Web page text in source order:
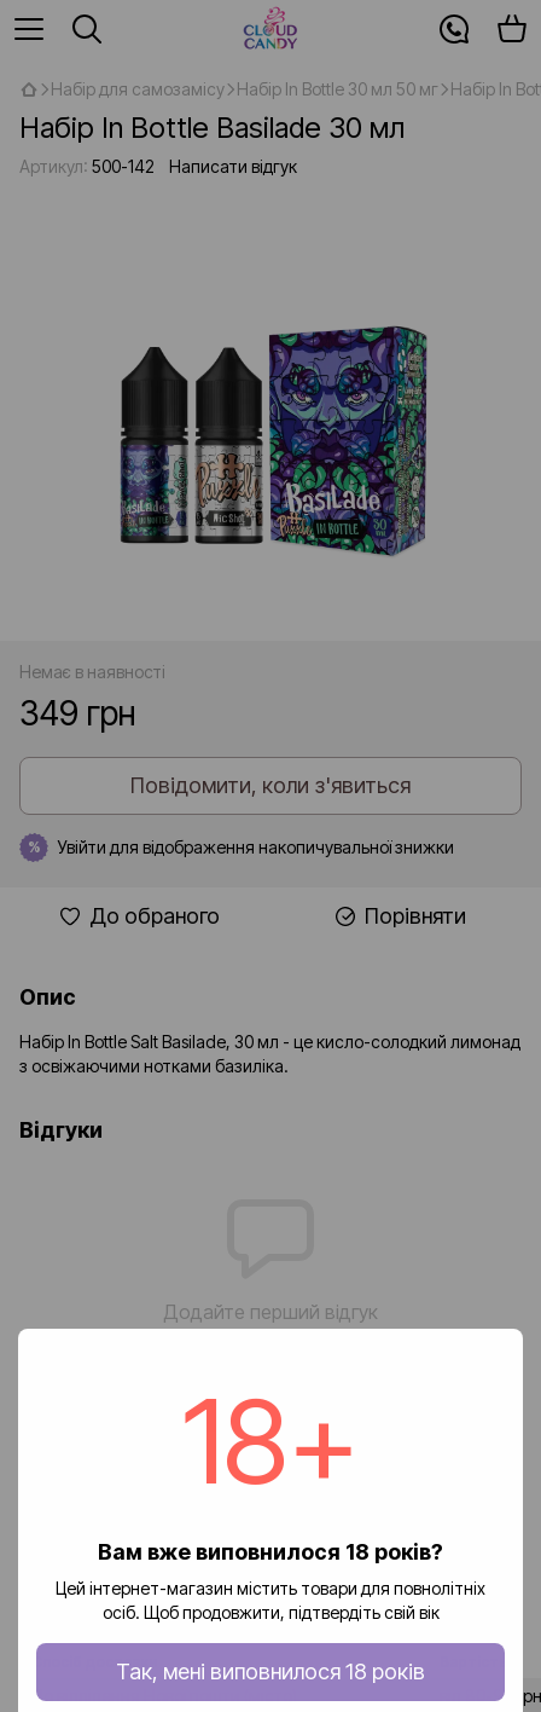
18+
Вам вже виповнилося 18 років?
Цей інтернет-магазин містить товари для повнолітніх
осіб. Щоб продовжити, підтвердіть свій вік
Так, мені виповнилося 18 років
Набір для самозамісу Набір In Bottle 30 мл 50 мг Набір In
Набір In Bottle Basilade 30 мл
Артикул: 500-142 Написати відгук
Немає в наявності
349 грн
Повідомити, коли з'явиться
% Увійти для відображення накопичувальної знижки
До обраного Порівняти
Опис
Набір In Bottle Salt Basilade, 30 мл - це кисло-солодкий лимонад
з освіжаючими нотками базиліка.
Відгуки
Додайте перший відгук
Написати відгук
Оплата Повернення
🚚 Вартість доставки
Доставка замовлень по Україні здійснюється службою «Нова
Спосіб доставки
До відділення Нової пошти (місто)
від 80-90 грн